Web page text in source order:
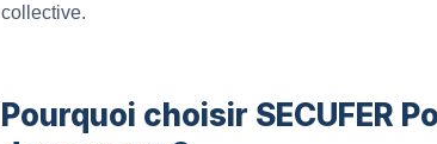
collective.
Pourquoi choisir SECUFER